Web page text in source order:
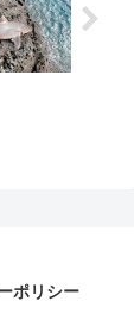
ポリシー